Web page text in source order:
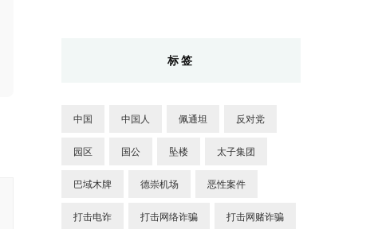
标签
中国 中国人 佩通坦 反对党
园区 国公 坠楼 太子集团
巴域木牌 德崇机场 恶性案件
打击电诈 打击网络诈骗 打击网赌诈骗